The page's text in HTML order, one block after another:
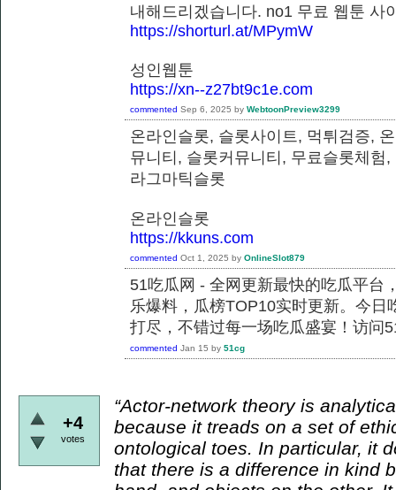
내해드리겠습니다. no1 무료 웹툰
https://shorturl.at/MPymW
성인웹툰
https://xn--z27bt9c1e.com
commented Sep 6, 2025 by WebtoonPreview3299
온라인슬롯, 슬롯사이트, 먹튀검증,
뮤니티, 슬롯커뮤니티, 무료슬롯체험
라그마틱슬롯
온라인슬롯
https://kkuns.com
commented Oct 1, 2025 by OnlineSlot879
51吃瓜网 - 全网更新最快的吃瓜平台
乐爆料，瓜榜TOP10实时更新。今
打尽，不错过每一场吃瓜盛宴！访问
commented Jan 15 by 51cg
+4
votes
“Actor-network theory is
because it treads on a set of
ontological toes. In particular, it
that there is a difference in kind